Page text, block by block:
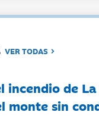
VER TODAS
incendio de
monte sin